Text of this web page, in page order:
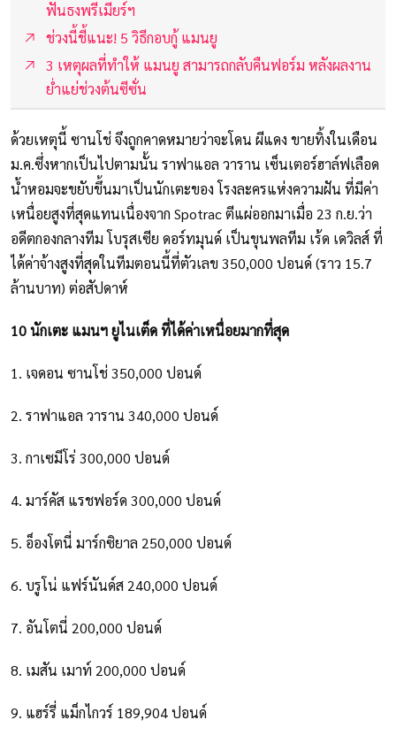
ฟันธงพรีเมียร์ฯ
ช่วงนี้ชี้แนะ! 5 วิธีกอบกู้ แมนยู
3 เหตุผลที่ทำให้ แมนยู สามารถกลับคืนฟอร์ม หลังผลงาน
ย่ำแย่ช่วงต้นซีซั่น
ด้วยเหตุนี้ ซานโช่ จึงถูกคาดหมายว่าจะโดน ผีแดง ขายทิ้งในเดือน
ม.ค.ซึ่งหากเป็นไปตามนั้น ราฟาแอล วาราน เซ็นเตอร์ฮาล์ฟเลือด
น้ำหอมจะขยับขึ้นมาเป็นนักเตะของ โรงละครแห่งความฝัน ที่มีค่า
เหนื่อยสูงที่สุดแทนเนื่องจาก Spotrac ตีแผ่ออกมาเมื่อ 23 ก.ย.ว่า
อดีตกองกลางทีม โบรุสเซีย ดอร์ทมุนด์ เป็นขุนพลทีม เร้ด เดวิลส์ ที่
ได้ค่าจ้างสูงที่สุดในทีมตอนนี้ที่ตัวเลข 350,000 ปอนด์ (ราว 15.7
ล้านบาท) ต่อสัปดาห์
10 นักเตะ แมนฯ ยูไนเต็ด ที่ได้ค่าเหนื่อยมากที่สุด
1. เจดอน ซานโช่ 350,000 ปอนด์
2. ราฟาแอล วาราน 340,000 ปอนด์
3. กาเซมีโร่ 300,000 ปอนด์
4. มาร์คัส แรชฟอร์ด 300,000 ปอนด์
5. อ็องโตนี่ มาร์กซิยาล 250,000 ปอนด์
6. บรูโน่ แฟร์นันด์ส 240,000 ปอนด์
7. อันโตนี่ 200,000 ปอนด์
8. เมสัน เมาท์ 200,000 ปอนด์
9. แฮร์รี่ แม็กไกวร์ 189,904 ปอนด์